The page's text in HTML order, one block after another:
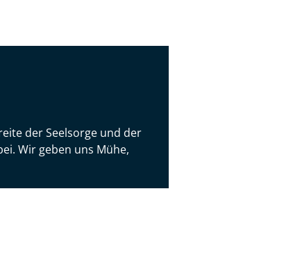
der Seelsorge und der
Wir geben uns Mühe,